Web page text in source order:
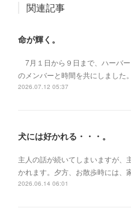
関連記事
命が輝く。
7月１日から９日まで、ハーバ
のメンバーと時間を共にしました
2026.07.12 05:37
犬には好かれる・・・。
主人の話が続いてしまいますが、
かれます。夕方、お散歩時には、
2026.06.14 06:01